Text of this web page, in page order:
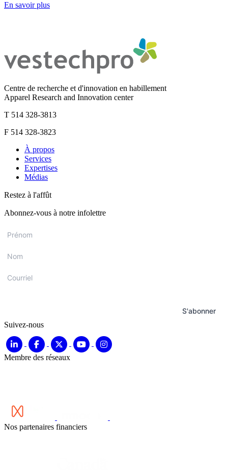
En savoir plus
Centre de recherche et d'innovation en habillement
Apparel Research and Innovation center
T 514 328-3813
F 514 328-3823
À propos
Services
Expertises
Médias
Restez à l'affût
Abonnez-vous à notre infolettre
S'abonner
Suivez-nous
Membre des réseaux
Nos partenaires financiers